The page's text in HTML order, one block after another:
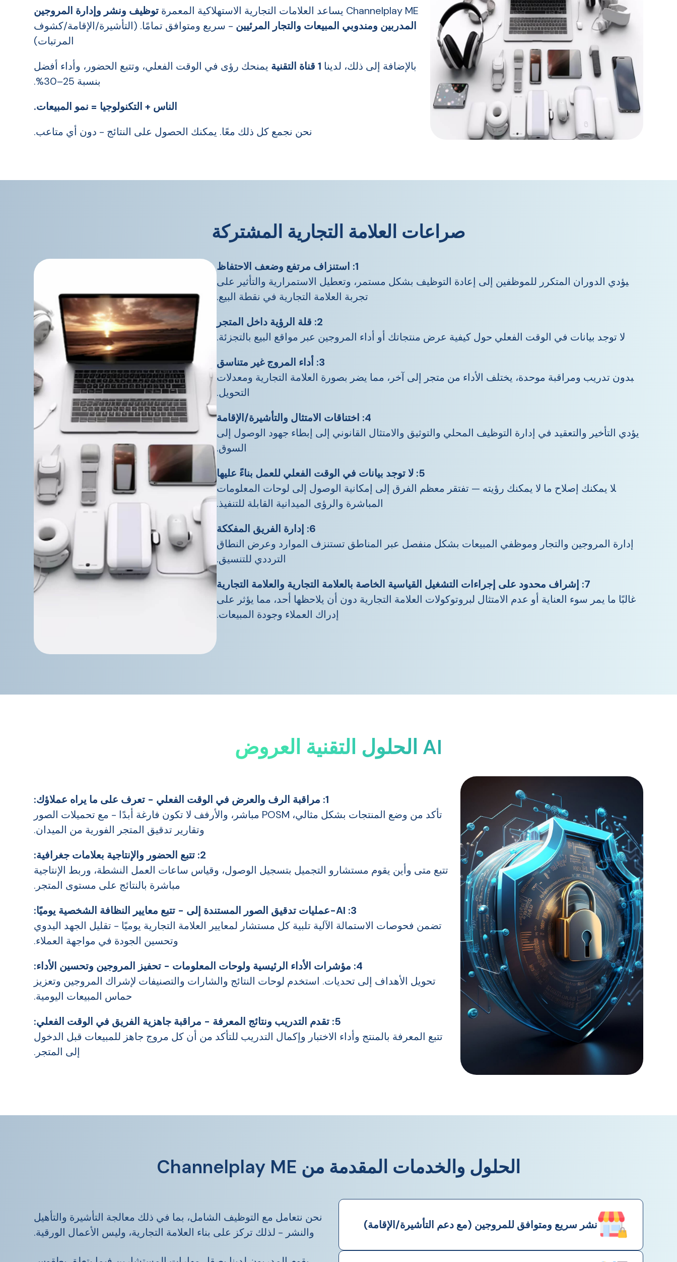
Channelplay ME يساعد العلامات التجارية الاستهلاكية المعمرة
توظيف ونشر وإدارة المروجين
المدربين ومندوبي المبيعات والتجار المرئيين - سريع ومتوافق تمامًا. (التأشيرة/الإقامة/كشوف
المرتبات)
بالإضافة إلى ذلك، لدينا 1 قناة التقنية
يمنحك رؤى في الوقت الفعلي، وتتبع الحضور، وأداء أفضل
بنسبة 25–30%.
الناس + التكنولوجيا = نمو المبيعات.
نحن نجمع كل ذلك معًا. يمكنك الحصول على النتائج - دون أي متاعب.
صراعات العلامة التجارية المشتركة
1: استنزاف مرتفع وضعف الاحتفاظ
يؤدي الدوران المتكرر للموظفين إلى إعادة التوظيف بشكل مستمر، وتعطيل الاستمرارية والتأثير على
تجربة العلامة التجارية في نقطة البيع.
2: قلة الرؤية داخل المتجر
لا توجد بيانات في الوقت الفعلي حول كيفية عرض منتجاتك أو أداء المروجين عبر مواقع البيع بالتجزئة.
3: أداء المروج غير متناسق
بدون تدريب ومراقبة موحدة، يختلف الأداء من متجر إلى آخر، مما يضر بصورة العلامة التجارية ومعدلات
التحويل.
4: اختناقات الامتثال والتأشيرة/الإقامة
يؤدي التأخير والتعقيد في إدارة التوظيف المحلي والتوثيق والامتثال القانوني إلى إبطاء جهود الوصول إلى
السوق.
5: لا توجد بيانات في الوقت الفعلي للعمل بناءً عليها
لا يمكنك إصلاح ما لا يمكنك رؤيته — تفتقر معظم الفرق إلى إمكانية الوصول إلى لوحات المعلومات
المباشرة والرؤى الميدانية القابلة للتنفيذ.
6: إدارة الفريق المفككة
إدارة المروجين والتجار وموظفي المبيعات بشكل منفصل عبر المناطق تستنزف الموارد وعرض النطاق
الترددي للتنسيق.
7: إشراف محدود على إجراءات التشغيل القياسية الخاصة بالعلامة التجارية والعلامة التجارية
غالبًا ما يمر سوء العناية أو عدم الامتثال لبروتوكولات العلامة التجارية دون أن يلاحظها أحد، مما يؤثر على
إدراك العملاء وجودة المبيعات.
AI الحلول التقنية العروض
1: مراقبة الرف والعرض في الوقت الفعلي - تعرف على ما يراه عملاؤك:
تأكد من وضع المنتجات بشكل مثالي، POSM مباشر، والأرفف لا تكون فارغة أبدًا - مع تحميلات الصور
وتقارير تدقيق المتجر الفورية من الميدان.
2: تتبع الحضور والإنتاجية بعلامات جغرافية:
تتبع متى وأين يقوم مستشارو التجميل بتسجيل الوصول، وقياس ساعات العمل النشطة، وربط الإنتاجية
مباشرة بالنتائج على مستوى المتجر.
3: AI-عمليات تدقيق الصور المستندة إلى - تتبع معايير النظافة الشخصية يوميًا:
تضمن فحوصات الاستمالة الآلية تلبية كل مستشار لمعايير العلامة التجارية يوميًا - تقليل الجهد اليدوي
وتحسين الجودة في مواجهة العملاء.
4: مؤشرات الأداء الرئيسية ولوحات المعلومات - تحفيز المروجين وتحسين الأداء:
تحويل الأهداف إلى تحديات. استخدم لوحات النتائج والشارات والتصنيفات لإشراك المروجين وتعزيز
حماس المبيعات اليومية.
5: تقدم التدريب ونتائج المعرفة - مراقبة جاهزية الفريق في الوقت الفعلي:
تتبع المعرفة بالمنتج وأداء الاختبار وإكمال التدريب للتأكد من أن كل مروج جاهز للمبيعات قبل الدخول
إلى المتجر.
الحلول والخدمات المقدمة من Channelplay ME
نشر سريع ومتوافق للمروجين (مع دعم التأشيرة/الإقامة)
نحن نتعامل مع التوظيف الشامل، بما في ذلك معالجة التأشيرة والتأهيل
والنشر - لذلك تركز على بناء العلامة التجارية، وليس الأعمال الورقية.